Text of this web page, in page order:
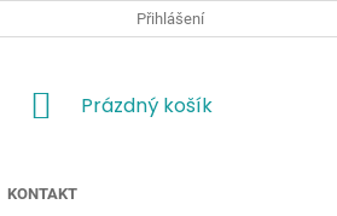
MOŽNOSTI DOPRAVY ZBOŽÍ
Přihlášení
NÁKUPNÍ
Prázdný košík
KONTAKT